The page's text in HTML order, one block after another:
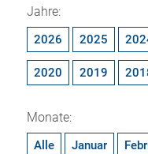
Jahre:
2026 2025
2020 2019
Monate:
Alle Januar